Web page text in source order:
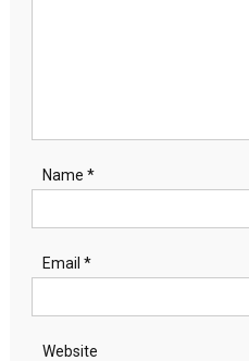
Name *
Email *
Website